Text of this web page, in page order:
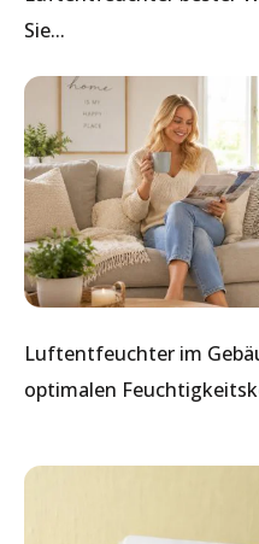
Sie...
Luftentfeuchter im
optimalen